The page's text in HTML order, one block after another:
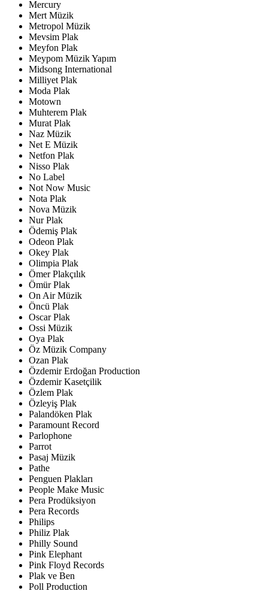
Mercury
Mert Müzik
Metropol Müzik
Mevsim Plak
Meyfon Plak
Meypom Müzik Yapım
Midsong International
Milliyet Plak
Moda Plak
Motown
Muhterem Plak
Murat Plak
Naz Müzik
Net E Müzik
Netfon Plak
Nisso Plak
No Label
Not Now Music
Nota Plak
Nova Müzik
Nur Plak
Ödemiş Plak
Odeon Plak
Okey Plak
Olimpia Plak
Ömer Plakçılık
Ömür Plak
On Air Müzik
Öncü Plak
Oscar Plak
Ossi Müzik
Oya Plak
Öz Müzik Company
Ozan Plak
Özdemir Erdoğan Production
Özdemir Kasetçilik
Özlem Plak
Özleyiş Plak
Palandöken Plak
Paramount Record
Parlophone
Parrot
Pasaj Müzik
Pathe
Penguen Plakları
People Make Music
Pera Prodüksiyon
Pera Records
Philips
Philiz Plak
Philly Sound
Pink Elephant
Pink Floyd Records
Plak ve Ben
Poll Production